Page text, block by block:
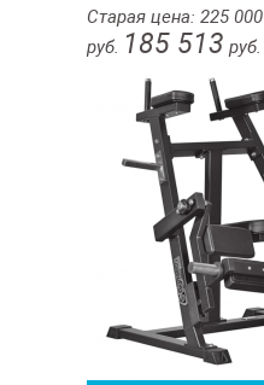
Старая цена: 225 000
руб. 185 513 руб.